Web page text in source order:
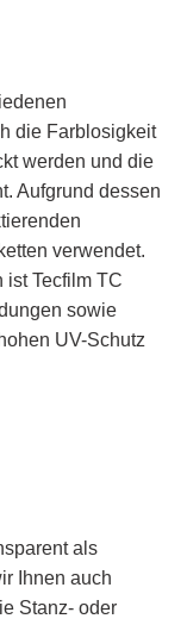
die Farblosigkeit
werden und die
Aufgrund dessen
verwendet.
ist Tecfilm TC
sowie
UV-Schutz
als
Ihnen auch
Stanz- oder